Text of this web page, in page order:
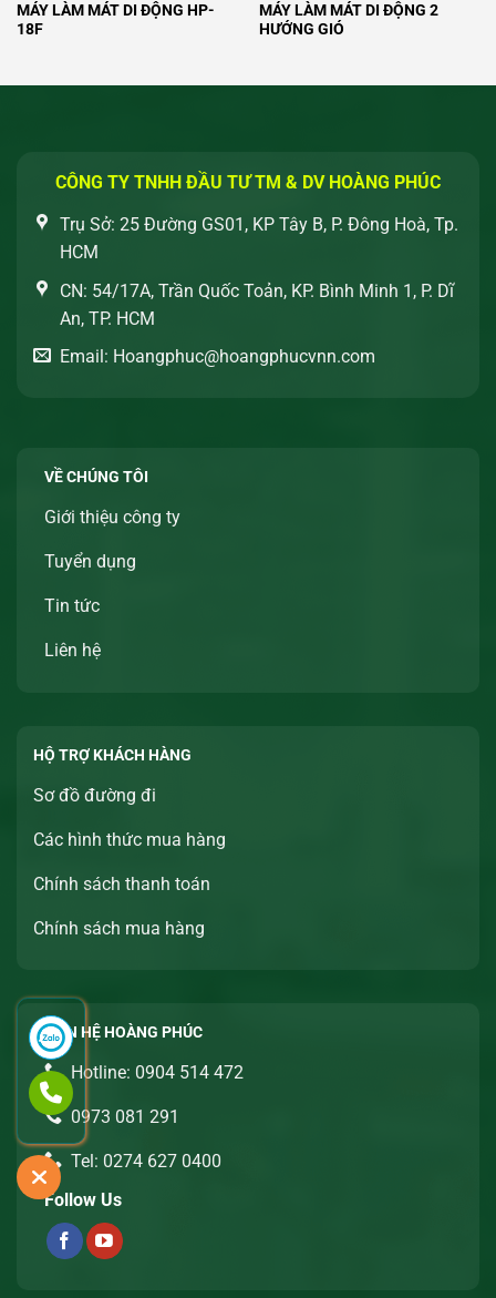
MÁY LÀM MÁT DI ĐỘNG HP-
18F
MÁY LÀM MÁT DI ĐỘNG 2
HƯỚNG GIÓ
CÔNG TY TNHH ĐẦU TƯ TM & DV HOÀNG PHÚC
Trụ Sở: 25 Đường GS01, KP Tây B, P. Đông Hoà, Tp.
HCM
CN: 54/17A, Trần Quốc Toản, KP. Bình Minh 1, P. Dĩ
An, TP. HCM
Email: Hoangphuc@hoangphucvnn.com
VỀ CHÚNG TÔI
Giới thiệu công ty
Tuyển dụng
Tin tức
Liên hệ
HỘ TRỢ KHÁCH HÀNG
Sơ đồ đường đi
Các hình thức mua hàng
Chính sách thanh toán
Chính sách mua hàng
LIÊN HỆ HOÀNG PHÚC
Hotline: 0904 514 472
0973 081 291
Tel: 0274 627 0400
Follow Us